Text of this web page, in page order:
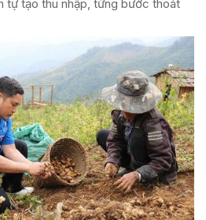
tự tạo thu nhập, từng bước thoát